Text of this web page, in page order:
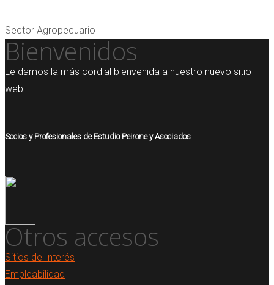
Sector Agropecuario
Bienvenidos
Le damos la más cordial bienvenida a nuestro nuevo sitio
web.
Socios y Profesionales de Estudio Peirone y Asociados
Otros accesos
Sitios de Interés
Empleabilidad